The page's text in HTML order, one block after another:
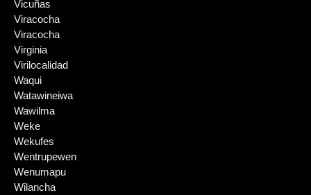
Vicuñas
Viracocha
Viracocha
Virginia
Virilocalidad
Waqui
Watawineiwa
Wawilma
Weke
Wekufes
Wentrupewen
Wenumapu
Wilancha